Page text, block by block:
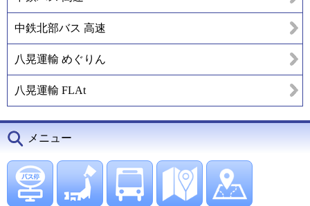
中鉄北部バス 高速
八晃運輸 めぐりん
八晃運輸 FLAt
メニュー